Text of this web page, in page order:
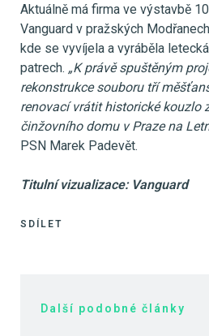
Aktuálně má firma ve výstavbě
Vanguard v pražských
kde se vyvíjela a vyráběla
patrech. „K právě spuštěným
rekonstrukce souboru tří
renovací vrátit historické kouzlo
činžovního domu v Praze na
PSN Marek Padevět.
Titulní vizualizace: Vanguard
SDÍLET
Další podobné články